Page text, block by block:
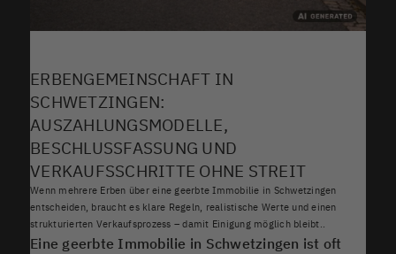
ERBENGEMEINSCHAFT IN
SCHWETZINGEN:
AUSZAHLUNGSMODELLE,
BESCHLUSSFASSUNG UND
VERKAUFSSCHRITTE OHNE STREIT
Wenn mehrere Erben über eine geerbte Immobilie in Schwetzingen
entscheiden, braucht es klare Regeln, realistische Werte und einen
strukturierten Verkaufsprozess – damit Einigung möglich bleibt..
Eine geerbte Immobilie in Schwetzingen ist oft